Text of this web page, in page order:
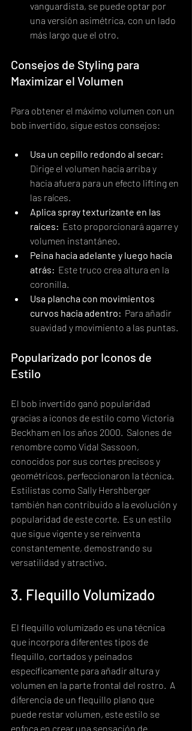
vanguardista, se puede optar por
una versión asimétrica, con un lado
más largo que el otro.
Consejos de Styling para
Maximizar el Volumen
Para obtener el máximo volumen con un
bob invertido, sigue estos consejos:
Usa un cepillo redondo al secar:
Dirige el volumen hacia arriba y
hacia afuera para un efecto lifting en
las raíces.
Aplica spray texturizante en las
raíces:
  Esto proporcionará agarre y
volumen instantáneo.
Peina hacia adelante y luego hacia
atrás:
  Este truco crea altura en la
coronilla.
Usa plancha con movimientos
curvos hacia adentro:
  Para añadir
suavidad y movimiento a las puntas.
Popularizado por Iconos de
Estilo
El bob invertido ganó popularidad
gracias a iconos de estilo como Victoria
Beckham en los años 2000.  Salones de
renombre como Vidal Sassoon,
conocidos por sus cortes precisos y
geométricos, perfeccionaron la técnica.
Estilistas como Sally Hershberger
también han contribuido a la evolución y
popularidad de este corte.  Es un estilo
que sigue vigente y se reinventa
constantemente, demostrando su
versatilidad y atractivo.
3. Flequillo Volumizado
El flequillo volumizado es una técnica
que incorpora diferentes tipos de
flequillo, cortados y peinados
específicamente para añadir altura y
volumen en la parte frontal del rostro.  A
diferencia de un flequillo plano que
puede restar volumen, este estilo se
enfoca en crear una sensación de